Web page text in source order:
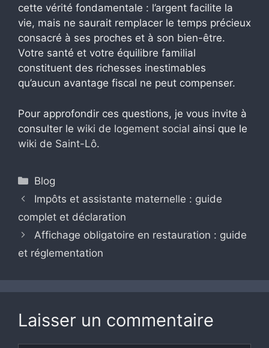
cette vérité fondamentale : l’argent facilite la
vie, mais ne saurait remplacer le temps précieux
consacré à ses proches et à son bien-être.
Votre santé et votre équilibre familial
constituent des richesses inestimables
qu’aucun avantage fiscal ne peut compenser.
Pour approfondir ces questions, je vous invite à
consulter le wiki de logement social ainsi que le
wiki de Saint-Lô.
Catégories
Blog
Impôts et assistante maternelle : guide
complet et déclaration
Affichage obligatoire en restauration : guide
et réglementation
Laisser un commentaire